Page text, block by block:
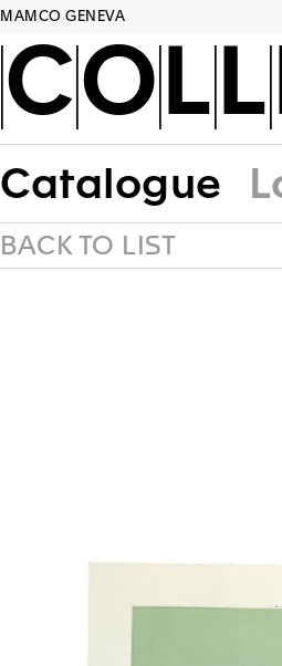
MAMCO GENEVA
Catalogue
BACK TO LIST